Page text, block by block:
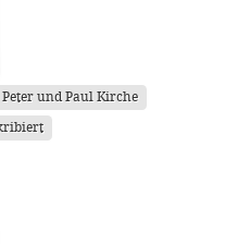
Peter und Paul Kirche